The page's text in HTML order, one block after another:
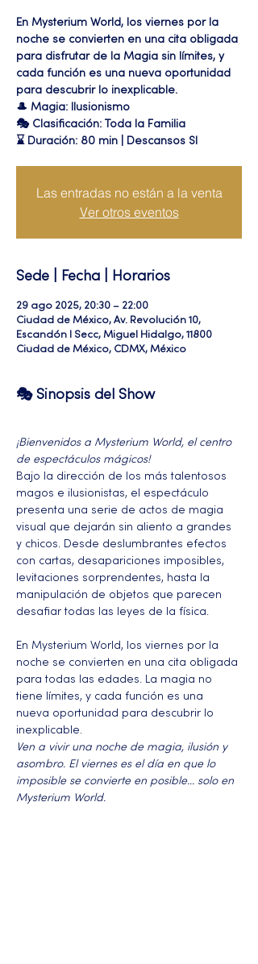
En Mysterium World, los viernes por la
noche se convierten en una cita obligada
para disfrutar de la Magia sin límites, y
cada función es una nueva oportunidad
para descubrir lo inexplicable.
🎩 Magia: Ilusionismo
🎭 Clasificación: Toda la Familia
⌛ Duración: 80 min | Descansos SI
Las entradas no están a la venta
Ver otros eventos
Sede | Fecha | Horarios
29 ago 2025, 20:30 – 22:00
Ciudad de México, Av. Revolución 10,
Escandón I Secc, Miguel Hidalgo, 11800
Ciudad de México, CDMX, México
🎭 Sinopsis del Show
¡Bienvenidos a Mysterium World, el centro
de espectáculos mágicos!
Bajo la dirección de los más talentosos
magos e ilusionistas, el espectáculo
presenta una serie de actos de magia
visual que dejarán sin aliento a grandes
y chicos. Desde deslumbrantes efectos
con cartas, desapariciones imposibles,
levitaciones sorprendentes, hasta la
manipulación de objetos que parecen
desafiar todas las leyes de la física.
En Mysterium World, los viernes por la
noche se convierten en una cita obligada
para todas las edades. La magia no
tiene límites, y cada función es una
nueva oportunidad para descubrir lo
inexplicable.
Ven a vivir una noche de magia, ilusión y
asombro. El viernes es el día en que lo
imposible se convierte en posible... solo en
Mysterium World.